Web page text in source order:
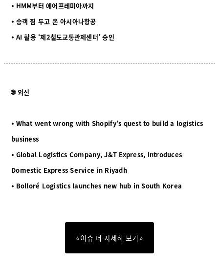
⦁ HMM부터 에어프레미아까지
⦁ 승객 짐 두고 온 아시아나항공
⦁ AI 활용 ‘제2철도교통관제센터’ 승인
🌐 외신
⦁ What went wrong with Shopify’s quest to build a logistics
business
⦁ Global Logistics Company, J&T Express, Introduces
Domestic Express Service in Riyadh
⦁ Bolloré Logistics launches new hub in South Korea
⭐이슈 더 자세히 보기⭐